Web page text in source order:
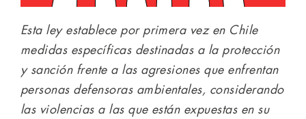
Esta ley establece por primera vez en Chile
medidas específicas destinadas a la protección
y sanción frente a las agresiones que enfrentan
personas defensoras ambientales, considerando
las violencias a las que están expuestas en su